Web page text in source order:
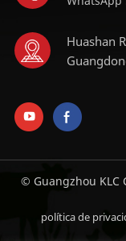
Huashan
© Guangzhou KLC
política de